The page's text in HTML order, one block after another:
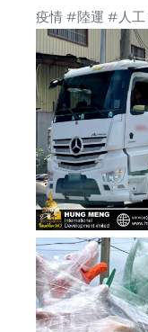
疫情#陸運 #人工